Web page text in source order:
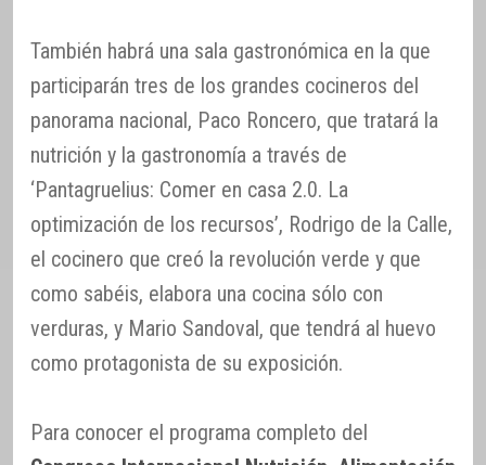
También habrá una sala gastronómica en la que
participarán tres de los grandes cocineros del
panorama nacional, Paco Roncero, que tratará la
nutrición y la gastronomía a través de
‘Pantagruelius: Comer en casa 2.0. La
optimización de los recursos’, Rodrigo de la Calle,
el cocinero que creó la revolución verde y que
como sabéis, elabora una cocina sólo con
verduras, y Mario Sandoval, que tendrá al huevo
como protagonista de su exposición.
Para conocer el programa completo del